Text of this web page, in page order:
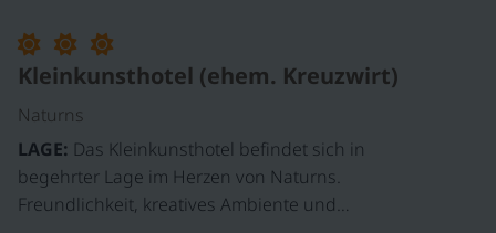
Kleinkunsthotel (ehem. Kreuzwirt)
Naturns
LAGE:
begehrter Lage im Herzen von Naturns.
Freundlichkeit, kreatives Ambiente und…